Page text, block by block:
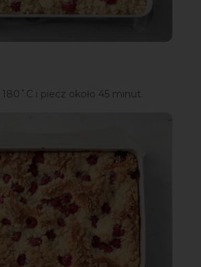
i piecz około 45 minut.